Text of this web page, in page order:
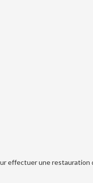
effectuer une restauration